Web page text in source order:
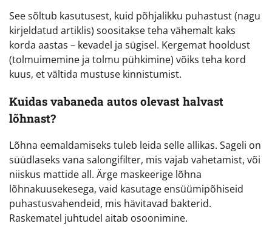
See sõltub kasutusest, kuid põhjalikku puhastust (nagu
kirjeldatud artiklis) soositakse teha vähemalt kaks
korda aastas – kevadel ja sügisel. Kergemat hooldust
(tolmuimemine ja tolmu pühkimine) võiks teha kord
kuus, et vältida mustuse kinnistumist.
Kuidas vabaneda autos olevast halvast
lõhnast?
Lõhna eemaldamiseks tuleb leida selle allikas. Sageli on
süüdlaseks vana salongifilter, mis vajab vahetamist, või
niiskus mattide all. Ärge maskeerige lõhna
lõhnakuusekesega, vaid kasutage ensüümipõhiseid
puhastusvahendeid, mis hävitavad bakterid.
Raskematel juhtudel aitab osoonimine.